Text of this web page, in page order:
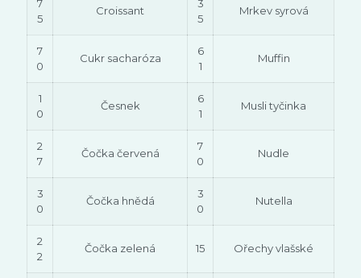
7
5
Croissant
3
5
Mrkev syrová
7
0
Cukr sacharóza
6
1
Muffin
1
0
Česnek
6
1
Musli tyčinka
2
7
Čočka červená
7
0
Nudle
3
0
Čočka hnědá
3
0
Nutella
2
2
Čočka zelená 15 Ořechy vlašské